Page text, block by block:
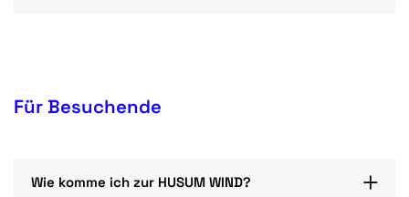
Für Besuchende
Wie komme ich zur HUSUM WIND?